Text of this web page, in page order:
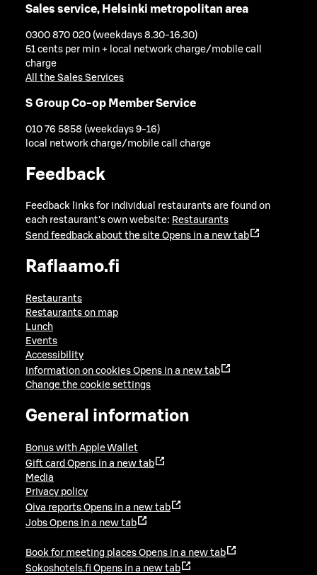
Sales service, Helsinki metropolitan area
0300 870 020 (weekdays 8.30-16.30)
51 cents per min + local network charge/mobile call
charge
All the Sales Services
S Group Co-op Member Service
010 76 5858 (weekdays 9-16)
local network charge/mobile call charge
Feedback
Feedback links for individual restaurants are found on
each restaurant's own website: Restaurants
Send feedback about the site Opens in a new tab
Raflaamo.fi
Restaurants
Restaurants on map
Lunch
Events
Accessibility
Information on cookies Opens in a new tab
Change the cookie settings
General information
Bonus with Apple Wallet
Gift card Opens in a new tab
Media
Privacy policy
Oiva reports Opens in a new tab
Jobs Opens in a new tab
Book for meeting places Opens in a new tab
Sokoshotels.fi Opens in a new tab